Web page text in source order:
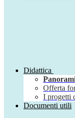
Didattica
Offerta
I progetti
Documenti utili